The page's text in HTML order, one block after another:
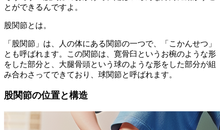
とができるんですよ。
股関節とは。
「股関節」は、人の体にある関節の一つで、「こかんせつ」
とも呼ばれます。この関節は、寛骨臼というお椀のような形
をした部分と、大腿骨頭という球のような形をした部分が組
み合わさってできており、球関節と呼ばれます。
股関節の位置と構造